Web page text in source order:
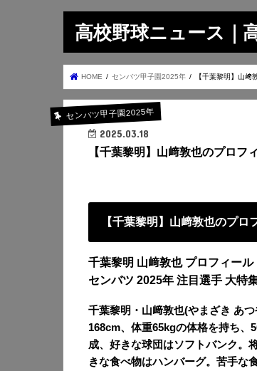
高校野球ニュース｜
HOME センバツ甲子園2025年 【千葉黎明】山﨑
センバツ甲子園2025年
2025.03.18
【千葉黎明】山﨑敦也のプロフ
【千葉黎明】山﨑敦也のプロ
千葉黎明 山﨑敦也 プロフィール
センバツ 2025年 注目選手 大特
千葉黎明・山﨑敦也(やまざき あ
168cm、体重65kgの体格を持ち、
成、好きな球団はソフトバンク。
きな食べ物はハンバーグ。苦手な